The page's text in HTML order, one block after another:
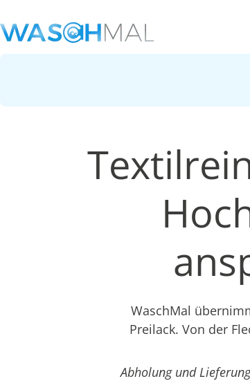
WaschMal
Preilack. Von der
Abholung und